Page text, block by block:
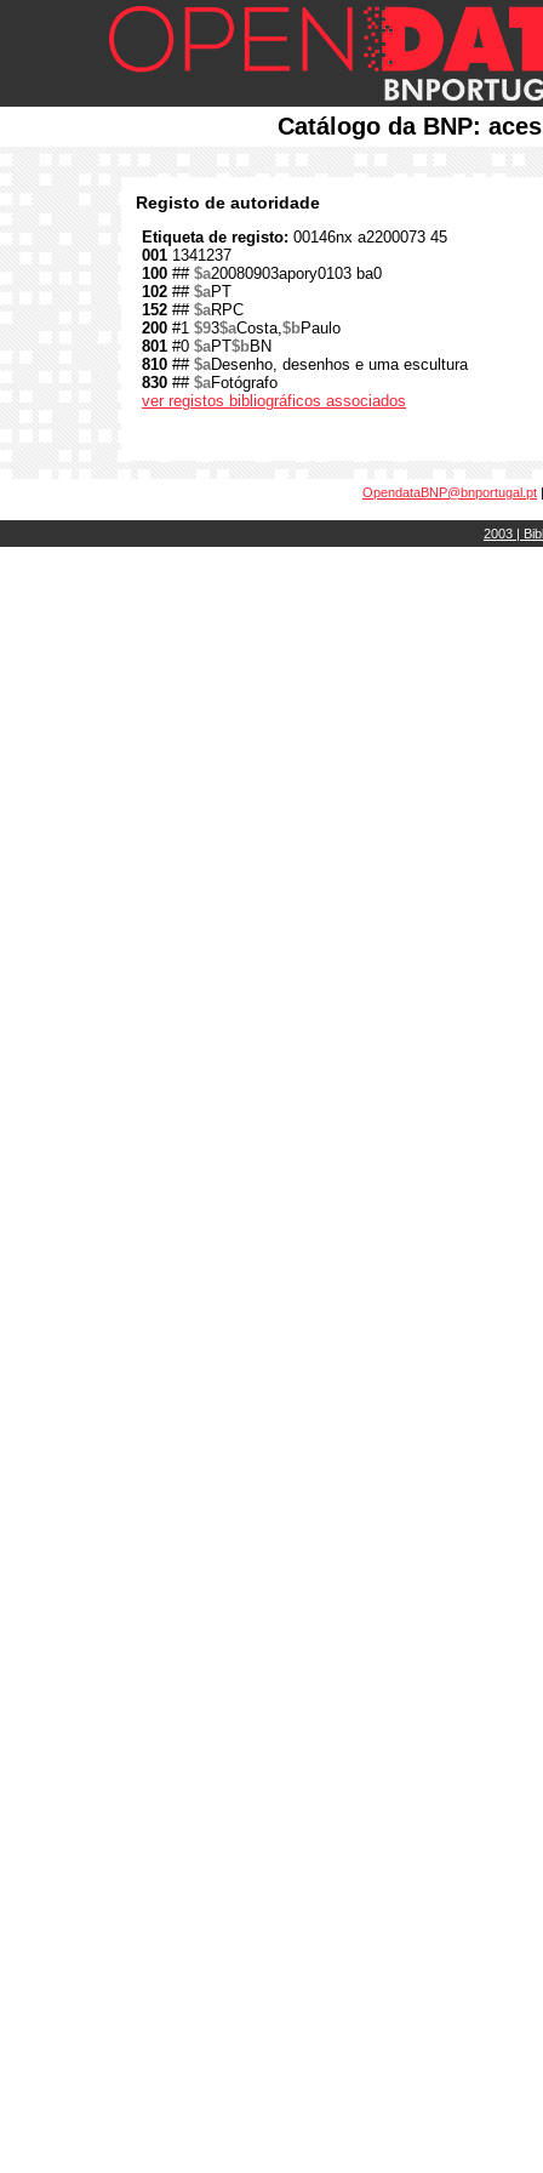
Catálogo da BNP:
Registo de autoridade
Etiqueta de registo: 00146nx a2200073 45
001 1341237
100 ## $a20080903apory0103 ba0
102 ## $aPT
152 ## $aRPC
200 #1 $93$aCosta,$bPaulo
801 #0 $aPT$bBN
810 ## $aDesenho, desenhos e uma escultura
830 ## $aFotógrafo
ver registos bibliográficos associados
OpendataBNP@bnportugal.pt
2003 |